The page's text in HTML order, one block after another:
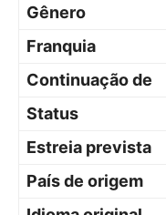
Gênero
Franquia
Continuação de
Status
Estreia prevista
País de origem